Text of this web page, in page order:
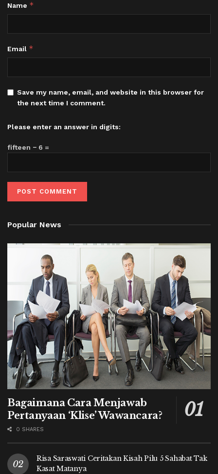
Name *
Email *
Save my name, email, and website in this browser for
the next time I comment.
Please enter an answer in digits:
fifteen − 6 =
Popular News
Bagaimana Cara Menjawab
Pertanyaan ‘Klise’ Wawancara?
0 SHARES
Risa Saraswati Ceritakan Kisah Pilu 5 Sahabat Tak
Kasat Matanya